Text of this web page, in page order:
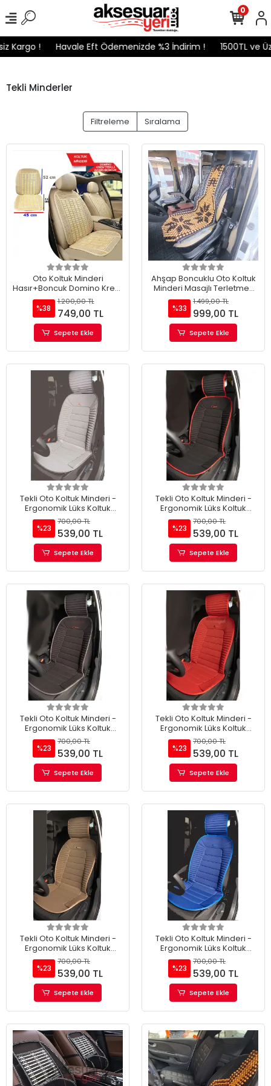
Kargo ! Havale Eft Ödemenizde %3 İndirim ! 1500TL ve
0
Tekli Minderler
Filtreleme Sıralama
Oto Koltuk Minderi
Hasır+Boncuk Domino Krem
Renk ( Tekli )
%38
1.200,00 TL
749,00 TL
Sepete Ekle
Ahşap Boncuklu Oto Koltuk
Minderi Masajlı Terletmez
Profesyonel Ürün A+
%33
1.499,00 TL
999,00 TL
Sepete Ekle
Tekli Oto Koltuk Minderi -
Ergonomik Lüks Koltuk
Minderi Gri (TEKLİ)
%23
700,00 TL
539,00 TL
Sepete Ekle
Tekli Oto Koltuk Minderi -
Ergonomik Lüks Koltuk
Minderi Kırmızı Kenar (TEKLİ)
%23
700,00 TL
539,00 TL
Sepete Ekle
Tekli Oto Koltuk Minderi -
Ergonomik Lüks Koltuk
Minderi Gri Kenar (TEKLİ)
%23
700,00 TL
539,00 TL
Sepete Ekle
Tekli Oto Koltuk Minderi -
Ergonomik Lüks Koltuk
Minderi Kırmızı (TEKLİ)
%23
700,00 TL
539,00 TL
Sepete Ekle
Tekli Oto Koltuk Minderi -
Ergonomik Lüks Koltuk
Minderi Bej (TEKLİ)
%23
700,00 TL
539,00 TL
Sepete Ekle
Tekli Oto Koltuk Minderi -
Ergonomik Lüks Koltuk
Minderi Mavi(TEKLİ)
%23
700,00 TL
539,00 TL
Sepete Ekle